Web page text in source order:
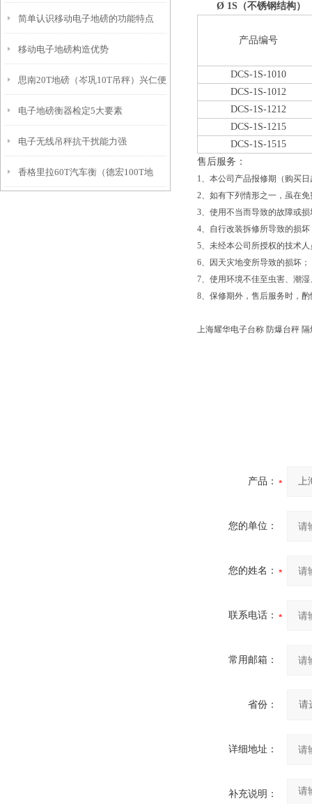
巧
简单认识移动电子地磅的功能特点
移动电子地磅构造优势
思南20T地磅（岑巩10T吊秤）兴仁便
携式地磅秤）荔波80T汽车衡维修
电子地磅衡器检定5大要素
电子无线吊秤抗干扰能力强
香格里拉60T汽车衡（德宏100T地
Ø 1S （不锈钢结构）
产品编号
DCS-1S-1010
DCS-1S-1012
DCS-1S-1212
DCS-1S-1215
DCS-1S-1515
售后服务：
1、本公司产品报修期（购买
2、如有下列情形之一，虽在
3、使用不当而导致的故障或损
4、自行改装拆修所导致的损坏
5、未经本公司所授权的技术
6、因天灾地变所导致的损坏；
7、使用环境不佳至虫害、潮
8、保修期外，售后服务时，
上海耀华电子台称 防爆台秤 隔
产品：
您的单位：
您的姓名：
联系电话：
常用邮箱：
省份：
详细地址：
补充说明：